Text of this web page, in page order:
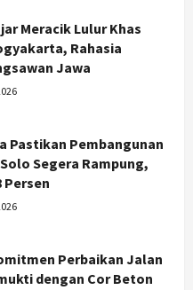
Pastikan Pembangunan
Segera Rampung,
Perbaikan Jalan
dengan Cor Beton